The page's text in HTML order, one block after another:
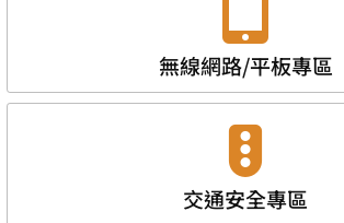
無線網路/平板專區
交通安全專區